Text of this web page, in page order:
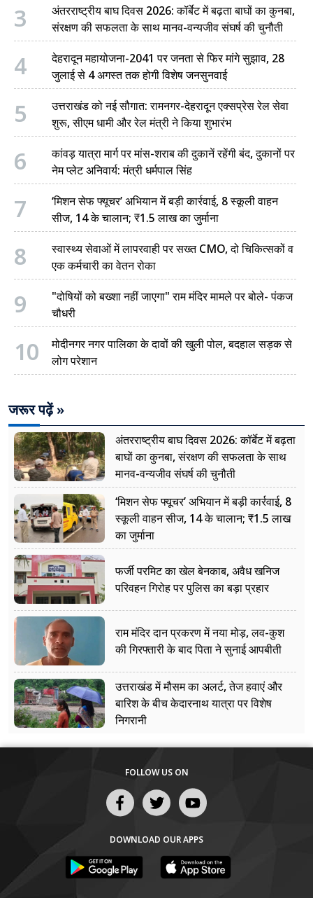
3
अंतरराष्ट्रीय बाघ दिवस 2026: कॉर्बेट में बढ़ता बाघों का कुनबा,
संरक्षण की सफलता के साथ मानव-वन्यजीव संघर्ष की चुनौती
4
देहरादून महायोजना-2041 पर जनता से फिर मांगे सुझाव, 28
जुलाई से 4 अगस्त तक होगी विशेष जनसुनवाई
5
उत्तराखंड को नई सौगात: रामनगर-देहरादून एक्सप्रेस रेल सेवा
शुरू, सीएम धामी और रेल मंत्री ने किया शुभारंभ
6
कांवड़ यात्रा मार्ग पर मांस-शराब की दुकानें रहेंगी बंद, दुकानों पर
नेम प्लेट अनिवार्य: मंत्री धर्मपाल सिंह
7
‘मिशन सेफ फ्यूचर’ अभियान में बड़ी कार्रवाई, 8 स्कूली वाहन
सीज, 14 के चालान; ₹1.5 लाख का जुर्माना
8
स्वास्थ्य सेवाओं में लापरवाही पर सख्त CMO, दो चिकित्सकों व
एक कर्मचारी का वेतन रोका
9
"दोषियों को बख्शा नहीं जाएगा" राम मंदिर मामले पर बोले- पंकज
चौधरी
10
मोदीनगर नगर पालिका के दावों की खुली पोल, बदहाल सड़क से
लोग परेशान
जरूर पढ़ें »
अंतरराष्ट्रीय बाघ दिवस 2026: कॉर्बेट में बढ़ता
बाघों का कुनबा, संरक्षण की सफलता के साथ
मानव-वन्यजीव संघर्ष की चुनौती
‘मिशन सेफ फ्यूचर’ अभियान में बड़ी कार्रवाई, 8
स्कूली वाहन सीज, 14 के चालान; ₹1.5 लाख
का जुर्माना
फर्जी परमिट का खेल बेनकाब, अवैध खनिज
परिवहन गिरोह पर पुलिस का बड़ा प्रहार
राम मंदिर दान प्रकरण में नया मोड़, लव-कुश
की गिरफ्तारी के बाद पिता ने सुनाई आपबीती
उत्तराखंड में मौसम का अलर्ट, तेज हवाएं और
बारिश के बीच केदारनाथ यात्रा पर विशेष
निगरानी
FOLLOW US ON
DOWNLOAD OUR APPS